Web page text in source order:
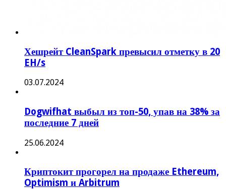
Хешрейт CleanSpark превысил отметку в 20
EH/s
03.07.2024
Dogwifhat выбыл из топ-50, упав на 38% за
последние 7 дней
25.06.2024
Криптокит прогорел на продаже Ethereum,
Optimism и Arbitrum